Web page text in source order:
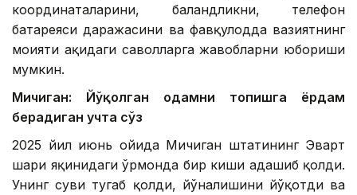
координаталарини, баландликни, телефон
батареяси даражасини ва фавқулодда вазиятнинг
моҳияти ҳақидаги саволларга жавобларни юбориши
мумкин.
Мичиган: Йўқолган одамни топишга ёрдам
берадиган учта сўз
2025 йил июнь ойида Мичиган штатининг Эварт
шаҳри яқинидаги ўрмонда бир киши адашиб қолди.
Унинг суви тугаб қолди, йўналишини йўқотди ва